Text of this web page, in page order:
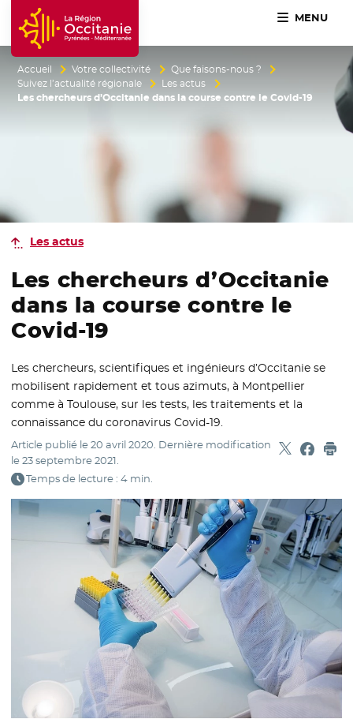
Accueil Région Occitanie / Pyrénées-Méditerranée
MENU
Accueil Votre collectivité
Que faisons-nous ?
Suivez l’actualité régionale
Les actus
Les chercheurs d’Occitanie dans la course contre le Covid-19
Les actus
Les chercheurs d’Occitanie
dans la course contre le
Covid-19
Les chercheurs, scientifiques et ingénieurs d’Occitanie se
mobilisent rapidement et tous azimuts, à Montpellier
comme à Toulouse, sur les tests, les traitements et la
connaissance du coronavirus Covid-19.
Article publié le20 avril 2020. Dernière modification
le23 septembre 2021.
Temps de lecture : 4 min.
Partager
- Nouvelle
-